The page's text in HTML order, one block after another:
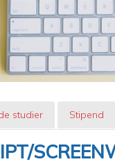
studier Stipend